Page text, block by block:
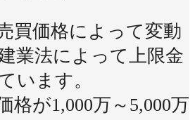
買価格によって変動
業法によって上限金
います。
格が1,000万～5,000万